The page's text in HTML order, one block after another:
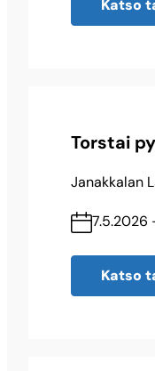
Katso
Torstai
Janakkalan
7.5.2026
Katso